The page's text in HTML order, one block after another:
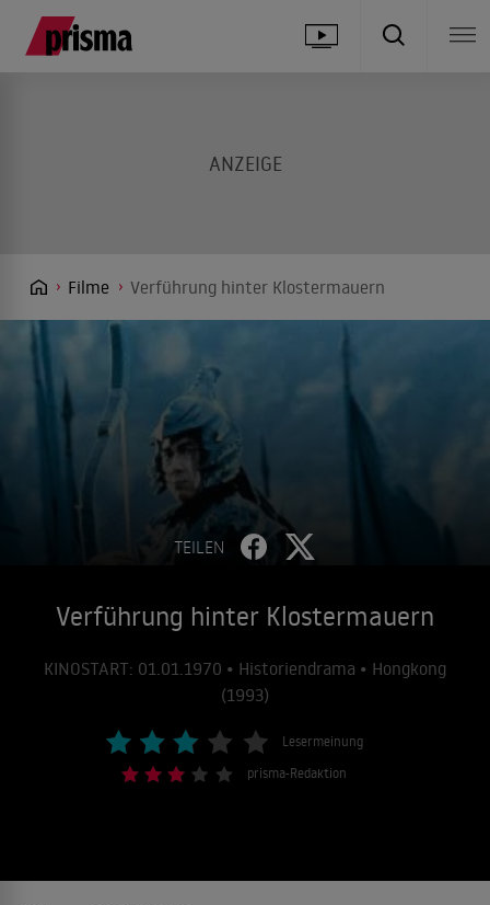
Filme Verführung hinter Klostermauern
TEILEN
Verführung hinter Klostermauern
KINOSTART: 01.01.1970 • Historiendrama • Hongkong
(1993)
Lesermeinung
prisma-Redaktion